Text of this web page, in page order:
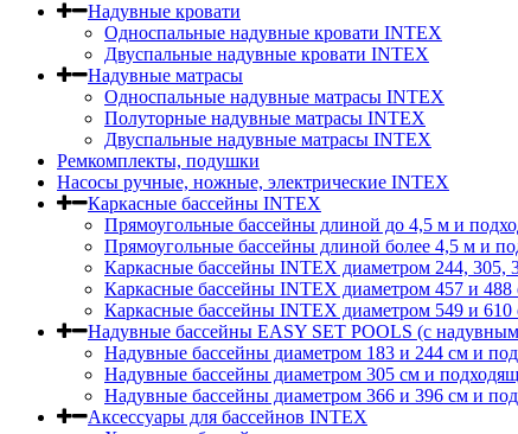
Надувные кровати
Односпальные надувные кровати INTEX
Двуспальные надувные кровати INTEX
Надувные матрасы
Односпальные надувные матрасы INTEX
Полуторные надувные матрасы INTEX
Двуспальные надувные матрасы INTEX
Ремкомплекты, подушки
Насосы ручные, ножные, электрические INTEX
Каркасные бассейны INTEX
Прямоугольные бассейны длиной до 4,5 м и
Прямоугольные бассейны длиной более 4,5 м и
Каркасные бассейны INTEX диаметром 244, 305,
Каркасные бассейны INTEX диаметром 457 и 488
Каркасные бассейны INTEX диаметром 549 и 610
Надувные бассейны EASY SET POOLS (с
Надувные бассейны диаметром 183 и 244 см и
Надувные бассейны диаметром 305 см и
Надувные бассейны диаметром 366 и 396 см и
Аксессуары для бассейнов INTEX